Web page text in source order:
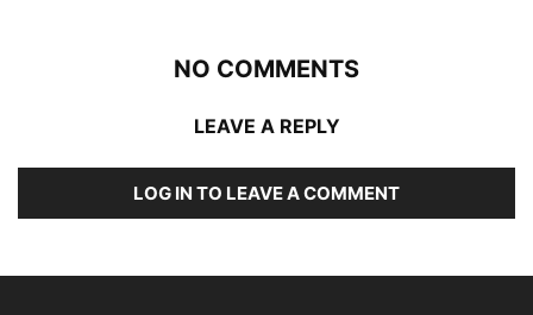
NO COMMENTS
LEAVE A REPLY
LOG IN TO LEAVE A COMMENT